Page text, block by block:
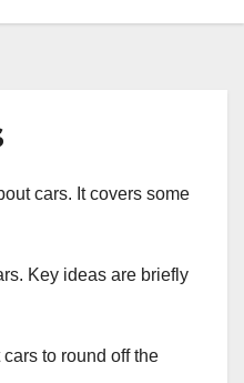
cars. It covers some
Key ideas are briefly
to round off the